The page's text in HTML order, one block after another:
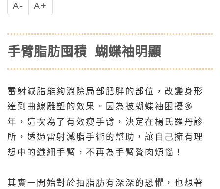
A- A+
手臂脂肪囤積 蝴蝶袖明顯
雷射減脂能夠消除局部肥胖的部位，改變身形
達到曲線雕塑的效果。因為被蝴蝶袖困擾多
年，這次為了有效瘦手臂，決定在楊氏羅丹診
所，透過雷射減脂手術的幫助，讓自己擁有理
想中的纖細手臂，不再為手臂贅肉煩惱！
其實一開始對於抽脂肪有深深的恐懼，也想著